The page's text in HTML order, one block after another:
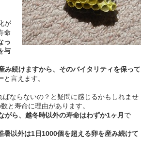
が
命
っ
与
続けますから、そのバイタリティを保って
と言えます。
ならないの？と疑問に感じるかもしれませ
と寿命に理由があります。
ら、越冬時以外の寿命はわずか1ヶ月 で
以外は1日1000個を超える卵を産み続けて